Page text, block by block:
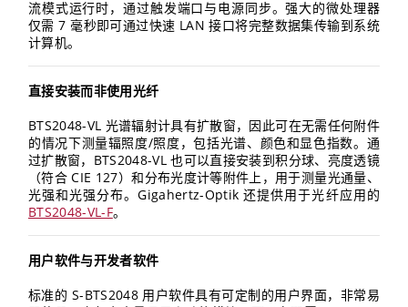
流模式运行时，通过触发端口与电源同步。强大的微处理器
仅需 7 毫秒即可通过快速 LAN 接口将完整数据集传输到系统
计算机。
直接安装而非使用光纤
BTS2048-VL 光谱辐射计具有扩散窗，因此可在无需任何附件
的情况下测量辐照度/照度，包括光谱、颜色和显色指数。通
过扩散窗，BTS2048-VL 也可以直接安装到积分球、亮度透镜
（符合 CIE 127）和分布光度计等附件上，用于测量光通量、
光强和光强分布。Gigahertz-Optik 还提供用于光纤应用的
BTS2048-VL-F。
用户软件与开发者软件
标准的 S-BTS2048 用户软件具有可定制的用户界面，非常易